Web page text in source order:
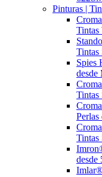
Pinturas |
Tintas
Tintas
Spies
desde
Tintas
Perlas
Tintas
desde